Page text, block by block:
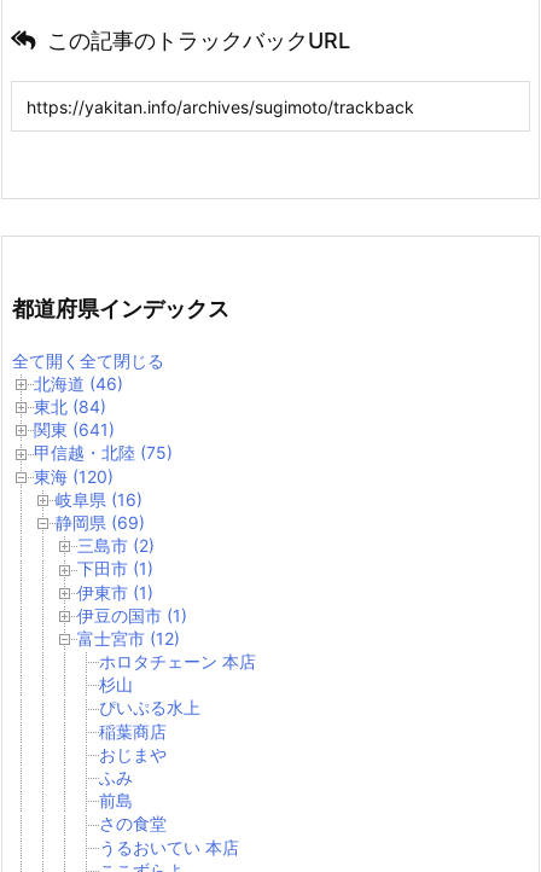
この記事のトラックバックURL
都道府県インデックス
全て開く 全て閉じる
北海道 (46)
東北 (84)
関東 (641)
甲信越・北陸 (75)
東海 (120)
岐阜県 (16)
静岡県 (69)
三島市 (2)
下田市 (1)
伊東市 (1)
伊豆の国市 (1)
富士宮市 (12)
ホロタチェーン 本店
杉山
ぴいぷる水上
稲葉商店
おじまや
ふみ
前島
さの食堂
うるおいてい 本店